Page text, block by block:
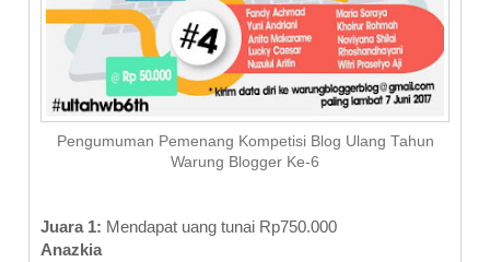
Pengumuman Pemenang Kompetisi Blog Ulang Tahun
Warung Blogger Ke-6
Juara 1: Mendapat uang tunai Rp750.000
Anazkia